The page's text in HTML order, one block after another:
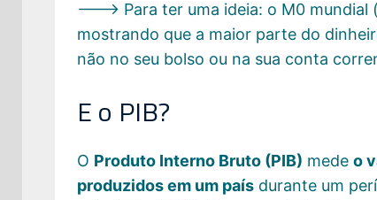
---> Para ter uma ideia: o M0 mundial
mostrando que a maior parte do
não no seu bolso ou na sua conta
E o PIB?
O Produto Interno Bruto (PIB) mede o
produzidos em um paísdurante um